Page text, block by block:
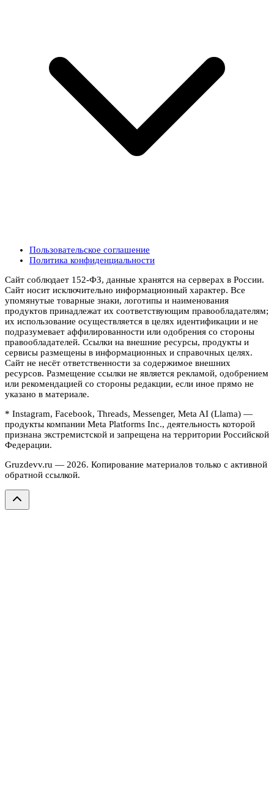
Пользовательское соглашение
Политика конфиденциальности
Сайт соблюдает 152-ФЗ, данные хранятся на серверах в России.
Сайт носит исключительно информационный характер. Все
упомянутые товарные знаки, логотипы и наименования
продуктов принадлежат их соответствующим правообладателям;
их использование осуществляется в целях идентификации и не
подразумевает аффилированности или одобрения со стороны
правообладателей. Ссылки на внешние ресурсы, продукты и
сервисы размещены в информационных и справочных целях.
Сайт не несёт ответственности за содержимое внешних
ресурсов. Размещение ссылки не является рекламой, одобрением
или рекомендацией со стороны редакции, если иное прямо не
указано в материале.
* Instagram, Facebook, Threads, Messenger, Meta AI (Llama) —
продукты компании Meta Platforms Inc., деятельность которой
признана экстремистской и запрещена на территории Российской
Федерации.
Gruzdevv.ru — 2026. Копирование материалов только с активной
обратной ссылкой.